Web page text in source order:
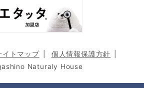
イトマップ
個人情報保護方針
Naturaly House